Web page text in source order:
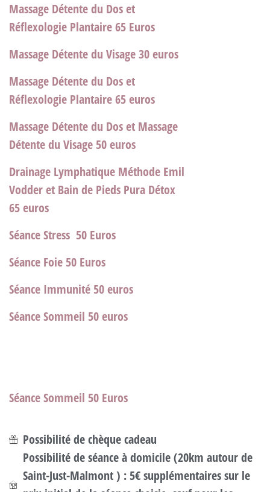
Massage Détente du Dos et
Réflexologie Plantaire65 Euros
Massage Détente du Visage30 euros
Massage Détente du Dos et
Réflexologie Plantaire65 euros
Massage Détente du Dos et Massage
Détente du Visage 50 euros
Drainage Lymphatique Méthode Emil
Vodder et Bain de Pieds Pura Détox
65 euros
Séance Stress 50 Euros
Séance Foie 50 Euros
Séance Immunité 50 euros
Séance Sommeil 50 euros
Séance Sommeil 50 Euros
Possibilité de chèque cadeau
Possibilité de séance à domicile (20km autour de
Saint-Just-Malmont ) : 5€ supplémentaires sur le